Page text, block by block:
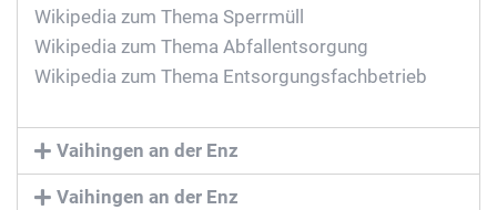
Wikipedia zum Thema Sperrmüll
Wikipedia zum Thema Abfallentsorgung
Wikipedia zum Thema Entsorgungsfachbetrieb
Vaihingen an der Enz
Vaihingen an der Enz